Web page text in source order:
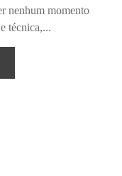
nenhum momento
técnica,...